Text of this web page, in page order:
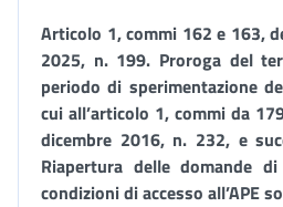
Articolo 1, commi 162 e 163,
2025, n. 199. Proroga del
periodo di sperimentazione
cui all’articolo 1, commi da
dicembre 2016, n. 232, e
Riapertura delle domande
condizioni di accesso all’APE